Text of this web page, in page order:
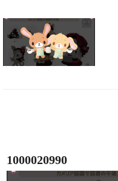
1000020990